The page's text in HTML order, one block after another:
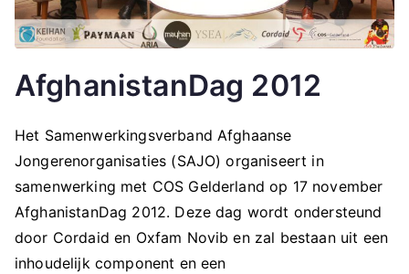
AfghanistanDag 2012
Het Samenwerkingsverband Afghaanse
Jongerenorganisaties (SAJO) organiseert in
samenwerking met COS Gelderland op 17 november
AfghanistanDag 2012. Deze dag wordt ondersteund
door Cordaid en Oxfam Novib en zal bestaan uit een
inhoudelijk component en een